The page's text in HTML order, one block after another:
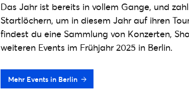
Das Jahr ist bereits in vollem Gange, und
Startlöchern, um in diesem Jahr auf ihren
findest du eine Sammlung von Konzerten,
weiteren Events im Frühjahr 2025 in Berlin.
Mehr Events in Berlin